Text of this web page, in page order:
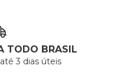
TODO BRASIL
3 dias úteis